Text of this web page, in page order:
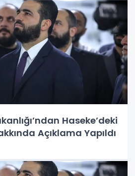
Haseke’deki
Açıklama Yapıldı